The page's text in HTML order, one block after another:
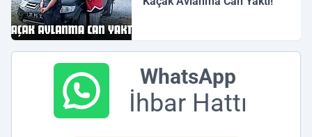
WhatsApp
İhbar Hattı